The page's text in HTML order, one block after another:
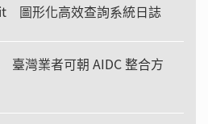
圖形化高效查詢系統日誌
灣業者可朝 AIDC 整合方